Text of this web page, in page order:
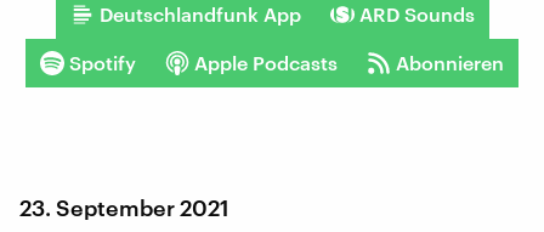
Deutschlandfunk App ARD Sounds
Spotify Apple Podcasts Abonnieren
23. September 2021